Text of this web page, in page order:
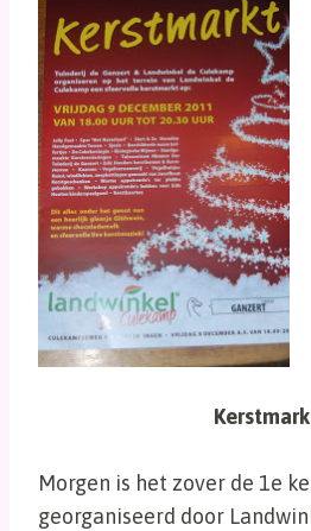
Morgen is het zover de 1e
georganiseerd door